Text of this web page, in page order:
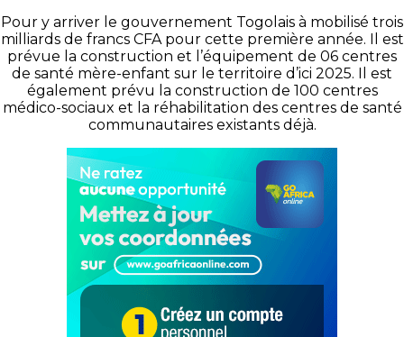
Pour y arriver le gouvernement Togolais à mobilisé trois
milliards de francs CFA pour cette première année. Il est
prévue la construction et l’équipement de 06 centres
de santé mère-enfant sur le territoire d’ici 2025. Il est
également prévu la construction de 100 centres
médico-sociaux et la réhabilitation des centres de santé
communautaires existants déjà.